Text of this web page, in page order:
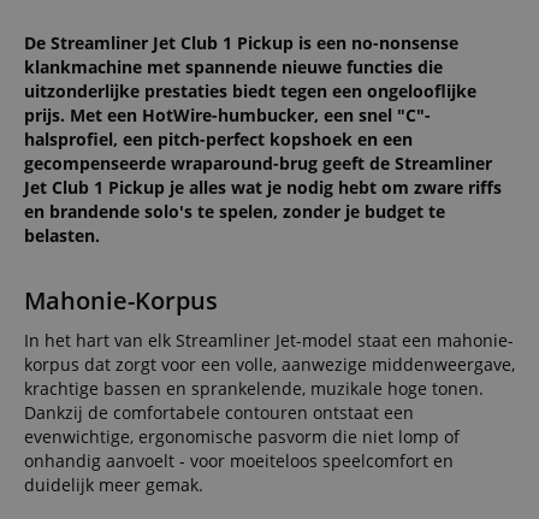
De Streamliner Jet Club 1 Pickup is een no-nonsense
klankmachine met spannende nieuwe functies die
uitzonderlijke prestaties biedt tegen een ongelooflijke
prijs. Met een HotWire-humbucker, een snel "C"-
halsprofiel, een pitch-perfect kopshoek en een
gecompenseerde wraparound-brug geeft de Streamliner
Jet Club 1 Pickup je alles wat je nodig hebt om zware riffs
en brandende solo's te spelen, zonder je budget te
belasten.
Mahonie-Korpus
In het hart van elk Streamliner Jet-model staat een mahonie-
korpus dat zorgt voor een volle, aanwezige middenweergave,
krachtige bassen en sprankelende, muzikale hoge tonen.
Dankzij de comfortabele contouren ontstaat een
evenwichtige, ergonomische pasvorm die niet lomp of
onhandig aanvoelt - voor moeiteloos speelcomfort en
duidelijk meer gemak.